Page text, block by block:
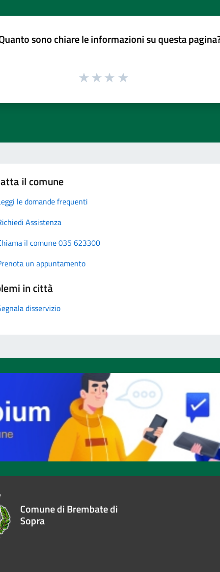
sono chiare le informazioni su questa
il comune
le domande frequenti
Assistenza
il comune 035 623300
un appuntamento
in città
disservizio
Comune di Brembate di
Sopra